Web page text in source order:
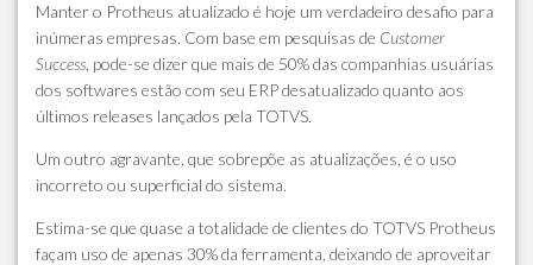
Manter o Protheus atualizado é hoje um verdadeiro desafio para
inúmeras empresas. Com base em pesquisas de Customer
Success , pode-se dizer que mais de 50% das companhias usuárias
dos softwares estão com seu ERP desatualizado quanto aos
últimos releases lançados pela TOTVS.
Um outro agravante, que sobrepõe as atualizações, é o uso
incorreto ou superficial do sistema.
Estima-se que quase a totalidade de clientes do TOTVS Protheus
façam uso de apenas 30% da ferramenta, deixando de aproveitar